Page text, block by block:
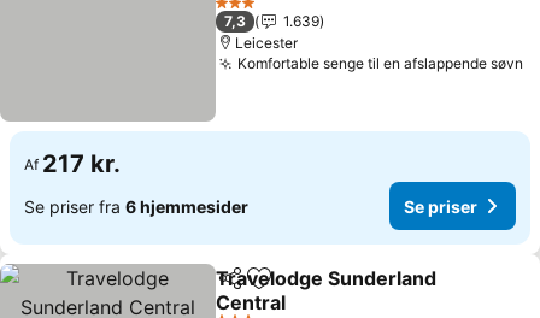
3 Stjerner
7,3
1.639
Leicester
Komfortable senge til en afslappende søvn
Af 217 kr.
Se priser fra 6 hjemmesider Se priser
Del Føj til favoritter
Travelodge Sunderland
Central